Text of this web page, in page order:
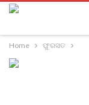
Home ଫୁରସତ